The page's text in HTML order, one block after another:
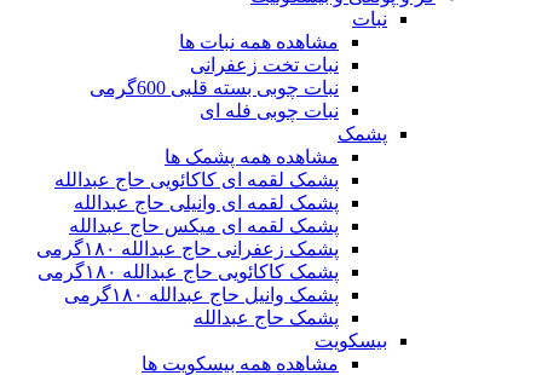
نبات
مشاهده همه نبات ها
نبات تخت زعفرانی
نبات چوبی بسته قلبی 600گرمی
نبات چوبی فله ای
پشمک
مشاهده همه پشمک ها
پشمک لقمه ای کاکائویی حاج عبدالله
پشمک لقمه ای وانیلی حاج عبدالله
پشمک لقمه ای میکس حاج عبدالله
پشمک زعفرانی حاج عبدالله ۱۸۰گرمی
پشمک کاکائویی حاج عبدالله ۱۸۰گرمی
پشمک وانیل حاج عبدالله ۱۸۰گرمی
پشمک حاج عبدالله
بیسکویت
مشاهده همه بیسکویت ها